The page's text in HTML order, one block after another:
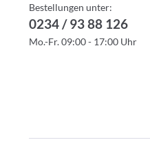
Bestellungen unter:
0234 / 93 88 126
Mo.-Fr. 09:00 - 17:00 Uhr